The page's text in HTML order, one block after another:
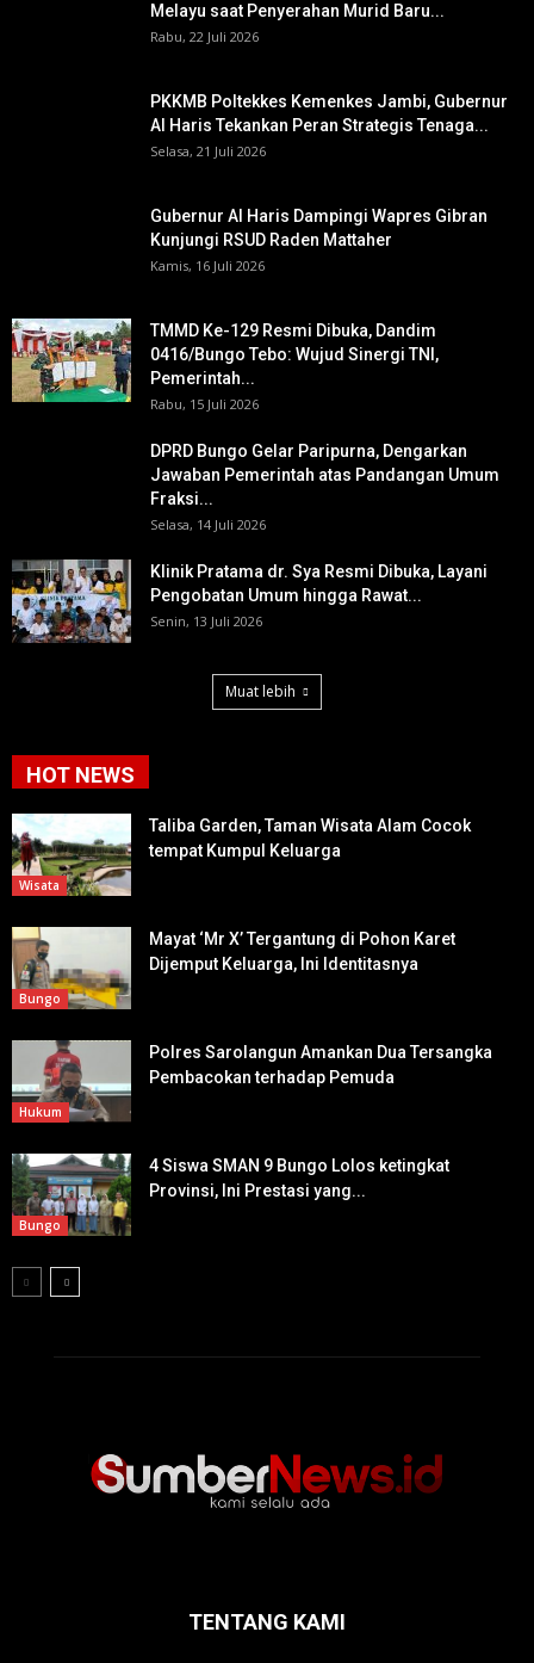
Melayu saat Penyerahan Murid Baru...
Rabu, 22 Juli 2026
PKKMB Poltekkes Kemenkes Jambi, Gubernur
Al Haris Tekankan Peran Strategis Tenaga...
Selasa, 21 Juli 2026
Gubernur Al Haris Dampingi Wapres Gibran
Kunjungi RSUD Raden Mattaher
Kamis, 16 Juli 2026
TMMD Ke-129 Resmi Dibuka, Dandim
0416/Bungo Tebo: Wujud Sinergi TNI,
Pemerintah...
Rabu, 15 Juli 2026
DPRD Bungo Gelar Paripurna, Dengarkan
Jawaban Pemerintah atas Pandangan Umum
Fraksi...
Selasa, 14 Juli 2026
Klinik Pratama dr. Sya Resmi Dibuka, Layani
Pengobatan Umum hingga Rawat...
Senin, 13 Juli 2026
Muat lebih
HOT NEWS
Wisata
Taliba Garden, Taman Wisata Alam Cocok
tempat Kumpul Keluarga
Bungo
Mayat ‘Mr X’ Tergantung di Pohon Karet
Dijemput Keluarga, Ini Identitasnya
Hukum
Polres Sarolangun Amankan Dua Tersangka
Pembacokan terhadap Pemuda
Bungo
4 Siswa SMAN 9 Bungo Lolos ketingkat
Provinsi, Ini Prestasi yang...
TENTANG KAMI